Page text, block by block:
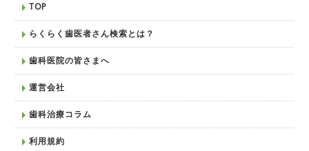
TOP
らくらく歯医者さん検索とは？
歯科医院の皆さまへ
運営会社
歯科治療コラム
利用規約